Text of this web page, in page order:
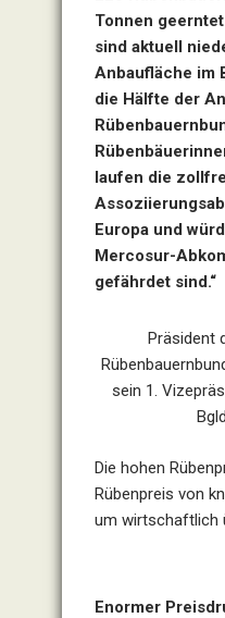
Tonnen
sind aktuell
Anbaufläche im
die Hälfte der
laufen die
Europa und
Mercosur-
gefährdet sind.“
Präsident
sein 1.
Die hohen
Rübenpreis von
um wirtschaftlich
Enormer